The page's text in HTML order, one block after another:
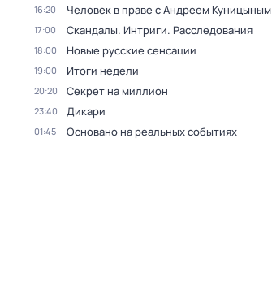
16:20 Человек в праве с Андреем Куницыным
17:00 Скандалы. Интриги. Расследования
18:00 Новые русские сенсации
19:00 Итоги недели
20:20 Секрет на миллион
23:40 Дикари
01:45 Основано на реальных событиях